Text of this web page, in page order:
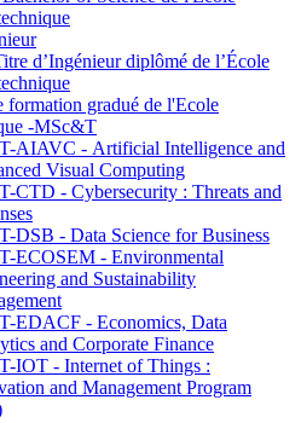
d’Ingénieur diplômé de l’École
formation gradué de l'Ecole
-MSc&T
AIAVC - Artificial Intelligence and
Visual Computing
CTD - Cybersecurity : Threats and
DSB - Data Science for Business
ECOSEM - Environmental
and Sustainability
EDACF - Economics, Data
and Corporate Finance
IOT - Internet of Things :
and Management Program